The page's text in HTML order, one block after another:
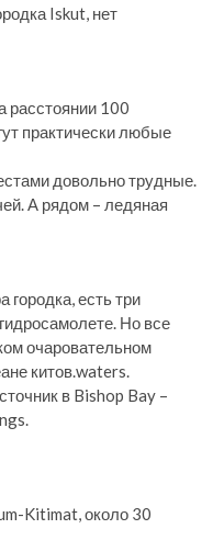
Iskut, нет
расстоянии 100
практически любые
довольно трудные.
А рядом – ледяная
есть три
Но все
очаровательном
китов.waters.
в Bishop Bay –
Kitimat, около 30